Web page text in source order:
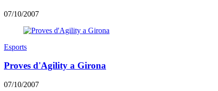
07/10/2007
Esports
Proves d'Agility a Girona
07/10/2007